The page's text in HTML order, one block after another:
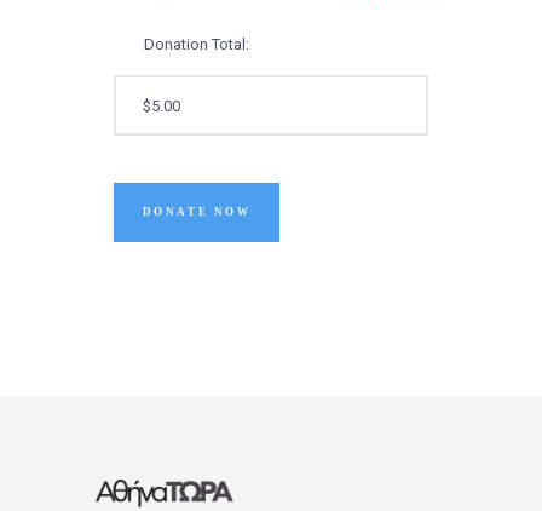
Donation Total:
$5.00